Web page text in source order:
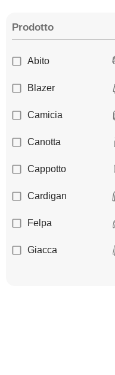
Prodotto
Abito
Blazer
Camicia
Canotta
Cappotto
Cardigan
Felpa
Giacca